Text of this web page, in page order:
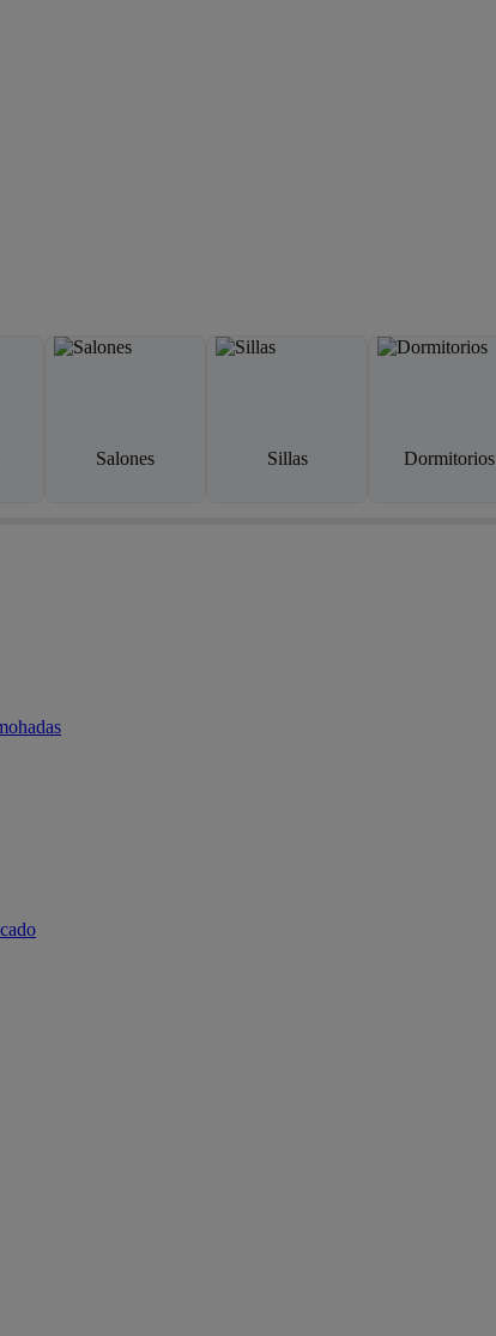
Salones Sillas Dormitorios